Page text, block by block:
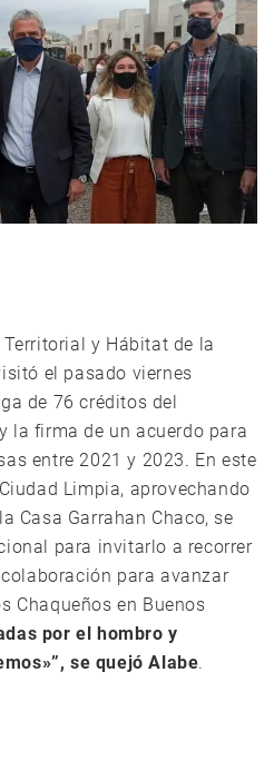
y Hábitat de la
el pasado viernes
de 76 créditos del
la firma de un acuerdo para
entre 2021 y 2023. En este
Limpia, aprovechando
Casa Garrahan Chaco, se
para invitarlo a recorrer
para avanzar
Chaqueños en Buenos
por el hombro y
se quejó Alabe.